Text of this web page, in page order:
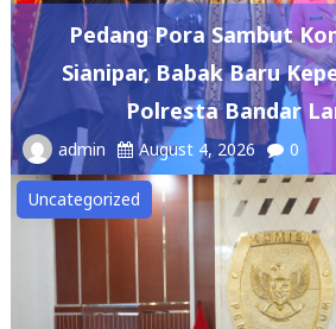
Pedang Pora Sambut
Sianipar, Babak Baru
Polresta Bandar
admin August 4, 2026 0
Uncategorized